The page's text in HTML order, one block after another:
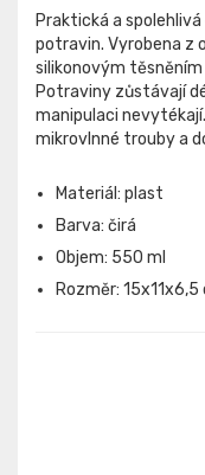
Praktická a
potravin. Vyrobena z
silikonovým
Potraviny zůstávají
manipulaci
mikrovlnné trouby a
Materiál: plast
Barva: čirá
Objem: 550 ml
Rozměr: 15x11x6,5